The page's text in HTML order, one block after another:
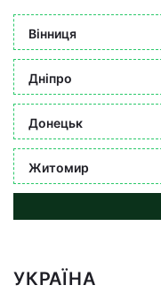
Вінниця
Дніпро
Донецьк
Житомир
УКРАЇНА